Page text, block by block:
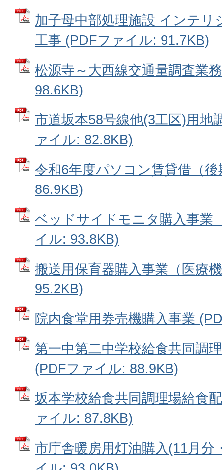
加子母中部処理施設 インテ
工事 (PDFファイル: 91.7KB)
松源寺～大西線交通量調査業
98.6KB)
市道坂本58号線他(3工区)用地
ァイル: 82.8KB)
令和6年度パソコン賃貸借（
86.9KB)
ベッドサイドモニタ購入事業
イル: 93.8KB)
搬送用保育器購入事業（医療
95.2KB)
院内食堂用券売機購入事業
第一中第二中学校給食共同調
(PDFファイル: 88.9KB)
坂本学校給食共同調理場給食
ァイル: 87.8KB)
市庁舎暖房用灯油購入(11月分